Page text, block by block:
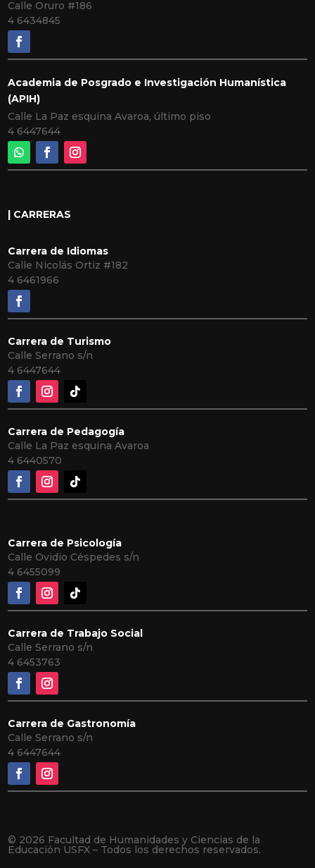
Calle Oruro #186
4 6434845
Academia de Posgrado e Investigación Humanística
(APIH)
Calle La Paz esquina Avaroa, último piso
4 6447644
| CARRERAS
Carrera de Idiomas
Calle Nicolás Ortiz #182
4 6461966
Carrera de Turismo
Calle Serrano s/n
4 6447644
Carrera de Pedagogía
Calle La Paz esquina Avaroa
4 6440570
Carrera de Psicología
Calle Ovidio Céspedes s/n
4 6455099
Carrera de Trabajo Social
Calle Serrano s/n
4 6453763
Carrera de Gastronomía
Calle Serrano s/n
4 6447644
© 2026 Facultad de Humanidades y Ciencias de la
Educación USFX – Todos los derechos reservados.